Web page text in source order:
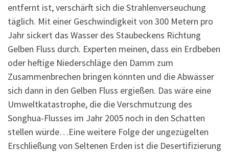
entfernt ist, verschärft sich die Strahlenverseuchung
täglich. Mit einer Geschwindigkeit von 300 Metern pro
Jahr sickert das Wasser des Staubeckens Richtung
Gelben Fluss durch. Experten meinen, dass ein Erdbeben
oder heftige Niederschläge den Damm zum
Zusammenbrechen bringen könnten und die Abwässer
sich dann in den Gelben Fluss ergießen. Das wäre eine
Umweltkatastrophe, die die Verschmutzung des
Songhua-Flusses im Jahr 2005 noch in den Schatten
stellen würde…Eine weitere Folge der ungezügelten
Erschließung von Seltenen Erden ist die Desertifizierung